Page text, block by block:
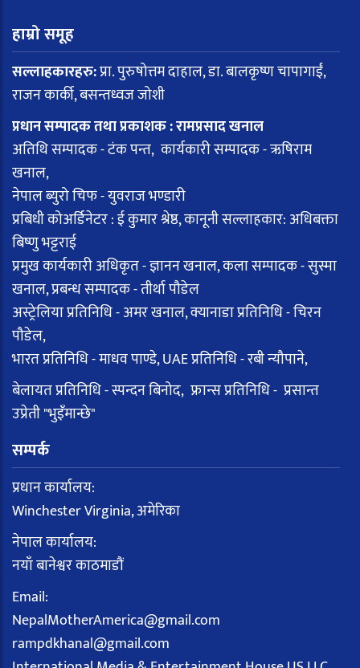
हाम्रो समूह
सल्लाहकारहरु:प्रा. पुरुषोत्तम दाहाल, डा. बालकृष्ण चापागाईं,
राजन कार्की, बसन्तध्वज जोशी
प्रधान सम्पादक तथा प्रकाशक : रामप्रसाद खनाल
अतिथि सम्पादक - टंक पन्त, कार्यकारी सम्पादक - ऋषिराम
खनाल,
नेपाल ब्युरो चिफ - युवराज भण्डारी
प्रबिधी कोअर्डिनेटर : ई कुमार श्रेष्ठ, कानूनी सल्लाहकार: अधिबक्ता
बिष्णु भट्टराई
प्रमुख कार्यकारी अधिकृत - ज्ञानन खनाल, कला सम्पादक - सुस्मा
खनाल, प्रबन्ध सम्पादक - तीर्था पौडेल
अस्ट्रेलिया प्रतिनिधि - अमर खनाल, क्यानाडा प्रतिनिधि - चिरन
पौडेल,
भारत प्रतिनिधि - माधव पाण्डे, UAE प्रतिनिधि - रबी न्यौपाने,
बेलायत प्रतिनिधि - स्पन्दन बिनोद, फ्रान्स प्रतिनिधि - प्रसान्त
उप्रेती "भुइँमान्छे"
सम्पर्क
प्रधान कार्यालय:
Winchester Virginia, अमेरिका
नेपाल कार्यालय:
नयाँ बानेश्वर काठमाडौं
Email:
NepalMotherAmerica@gmail.com
rampdkhanal@gmail.com